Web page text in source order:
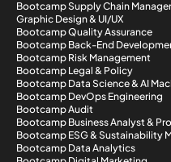
Bootcamp Supply Chain
Graphic Design & UI/UX
Bootcamp Quality Assurance
Bootcamp Back-End
Bootcamp Risk Management
Bootcamp Legal & Policy
Bootcamp Data Science & AI
Bootcamp DevOps Engineering
Bootcamp Audit
Bootcamp Business Analyst &
Bootcamp ESG & Sustainability
Bootcamp Data Analytics